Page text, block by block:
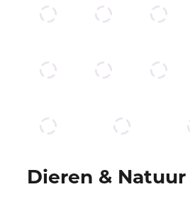
Dieren & Natuur